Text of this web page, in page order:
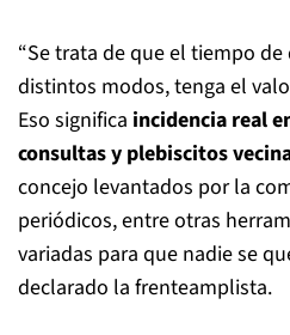
“Se trata de que el tiempo
distintos modos, tenga el
Eso significa incidencia real
consultas y plebiscitos
concejo levantados por la
periódicos, entre otras
variadas para que nadie se
declarado la frenteamplista.